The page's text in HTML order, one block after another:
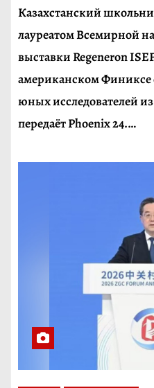
Казахстанский
лауреатом Всемирной
выставки Regeneron
американском Финиксе
юных исследователей из
передаёт Phoenix 24.…